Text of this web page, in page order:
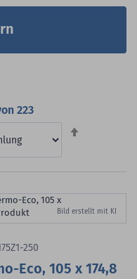
223
Bild erstellt mit KI
250
Eco, 105 x 174,8